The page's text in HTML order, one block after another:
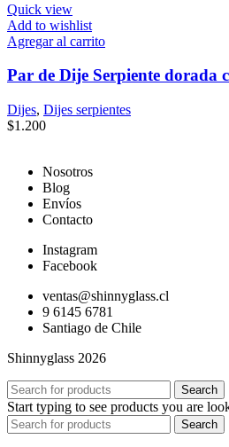
Quick view
Add to wishlist
Agregar al carrito
Par de Dije Serpiente dorada
Dijes, Dijes serpientes
$1.200
Nosotros
Blog
Envíos
Contacto
Instagram
Facebook
ventas@shinnyglass.cl
9 6145 6781
Santiago de Chile
Shinnyglass 2026
Search
Start typing to see products you are
Search